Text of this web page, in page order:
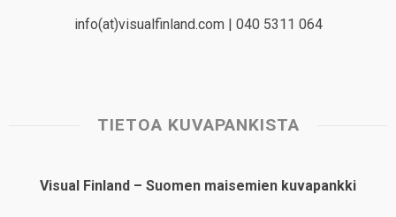
info(at)visualfinland.com | 040 5311 064
TIETOA KUVAPANKISTA
Visual Finland – Suomen maisemien kuvapankki